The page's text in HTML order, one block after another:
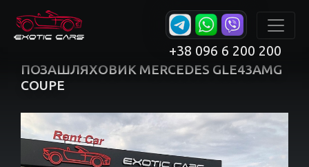
+38 096 6 200 200
ПОЗАШЛЯХОВИК MERCEDES GLE43AMG
COUPE